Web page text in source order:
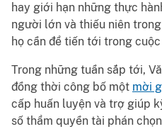
hay giới hạn những thực
người lớn và thiếu niên
họ cần để tiến tới trong cuộc
Trong những tuần sắp tới,
đồng thời công bố một mời
cấp huấn luyện và trợ giúp
số thẩm quyền tài phán